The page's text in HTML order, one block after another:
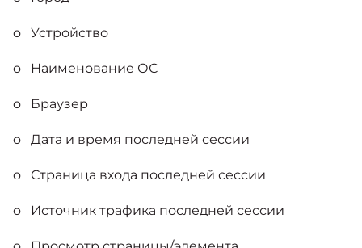
o Устройство
o Наименование ОС
o Браузер
o Дата и время последней сессии
o Страница входа последней сессии
o Источник трафика последней сессии